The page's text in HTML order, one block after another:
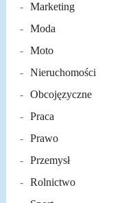
Marketing
Moda
Moto
Nieruchomości
Obcojęzyczne
Praca
Prawo
Przemysł
Rolnictwo